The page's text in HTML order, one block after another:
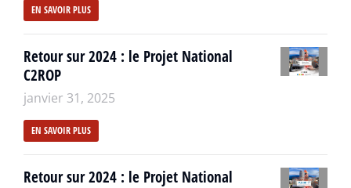
EN SAVOIR PLUS
Retour sur 2024 : le Projet National
C2ROP
janvier 31, 2025
EN SAVOIR PLUS
Retour sur 2024 : le Projet National